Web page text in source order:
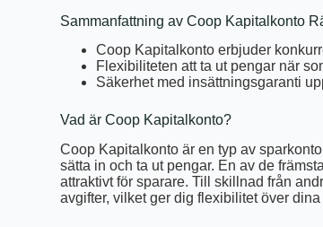
Sammanfattning av Coop Kapitalkonto
Coop Kapitalkonto erbjuder
Flexibiliteten att ta ut pengar när
Säkerhet med insättningsgaranti
Vad är Coop Kapitalkonto?
Coop Kapitalkonto är en typ av
sätta in och ta ut pengar. En av de
attraktivt för sparare. Till skillnad från
avgifter, vilket ger dig flexibilitet över dina